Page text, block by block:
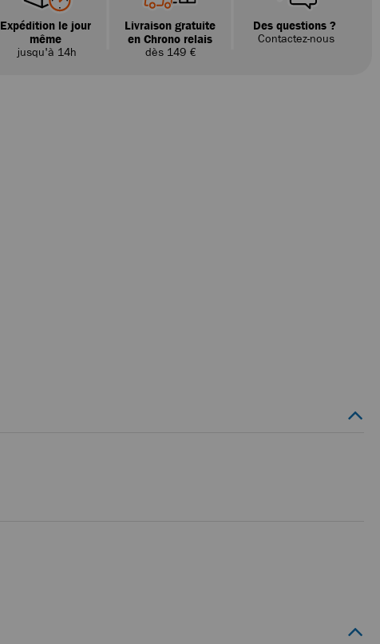
Expédition le jour
même
jusqu'à 14h
Livraison gratuite
en Chrono relais
dès 149 €
Des questions ?
Contactez-nous